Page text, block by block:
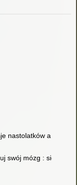
: sposoby
nastolatków a
dla rodziców
swój mózg :
przykładzie